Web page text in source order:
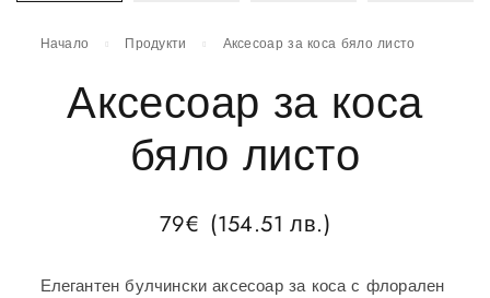
Начало Продукти Аксесоар за коса бяло листо
Аксесоар за коса
бяло листо
79€ (154.51 лв.)
Елегантен булчински аксесоар за коса с флорален